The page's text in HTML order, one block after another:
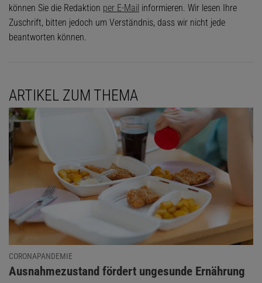
können Sie die Redaktion per E-Mail informieren. Wir lesen Ihre
Zuschrift, bitten jedoch um Verständnis, dass wir nicht jede
beantworten können.
ARTIKEL ZUM THEMA
CORONAPANDEMIE
:
Ausnahmezustand fördert ungesunde Ernährung